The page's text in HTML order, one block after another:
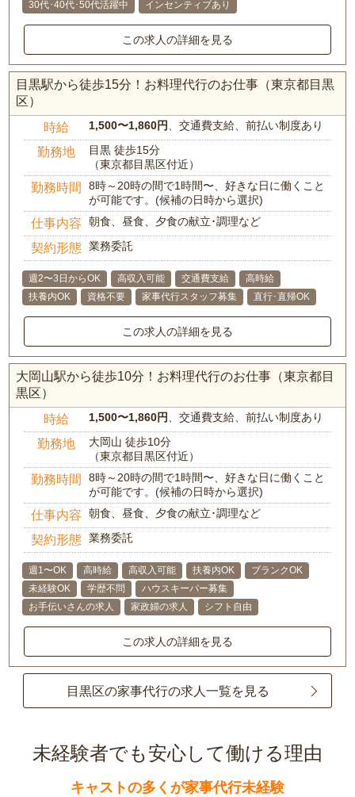
30代･40代･50代活躍中 インセンティブあり
この求人の詳細を見る
目黒駅から徒歩15分！お料理代行のお仕事（東京都目黒
区）
時給 1,500〜1,860円 、交通費支給、前払い制度あり
勤務地
目黒 徒歩15分
（東京都目黒区付近）
勤務時間
8時～20時の間で1時間〜、好きな日に働くこと
が可能です。(候補の日時から選択)
仕事内容 朝食、昼食、夕食の献立･調理など
契約形態 業務委託
週2〜3日からOK 高収入可能 交通費支給
高時給
扶養内OK
資格不要 家事代行スタッフ募集 直行･直帰OK
この求人の詳細を見る
大岡山駅から徒歩10分！お料理代行のお仕事（東京都目
黒区）
時給 1,500〜1,860円 、交通費支給、前払い制度あり
勤務地
大岡山 徒歩10分
（東京都目黒区付近）
勤務時間
8時～20時の間で1時間〜、好きな日に働くこと
が可能です。(候補の日時から選択)
仕事内容 朝食、昼食、夕食の献立･調理など
契約形態 業務委託
週1〜OK 高時給 高収入可能 扶養内OK
ブランクOK
未経験OK
学歴不問
ハウスキーパー募集
お手伝いさんの求人
家政婦の求人 シフト自由
この求人の詳細を見る
目黒区の家事代行の求人一覧を見る
未経験者でも安心して働ける理由
キャストの多くが家事代行未経験